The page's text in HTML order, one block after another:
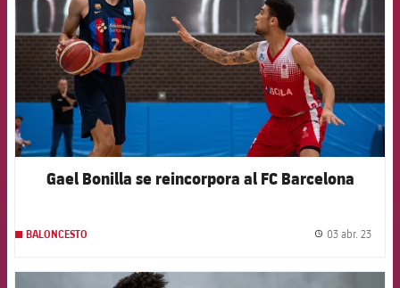
Gael Bonilla se reincorpora al FC Barcelona
BALONCESTO 03 abr. 23